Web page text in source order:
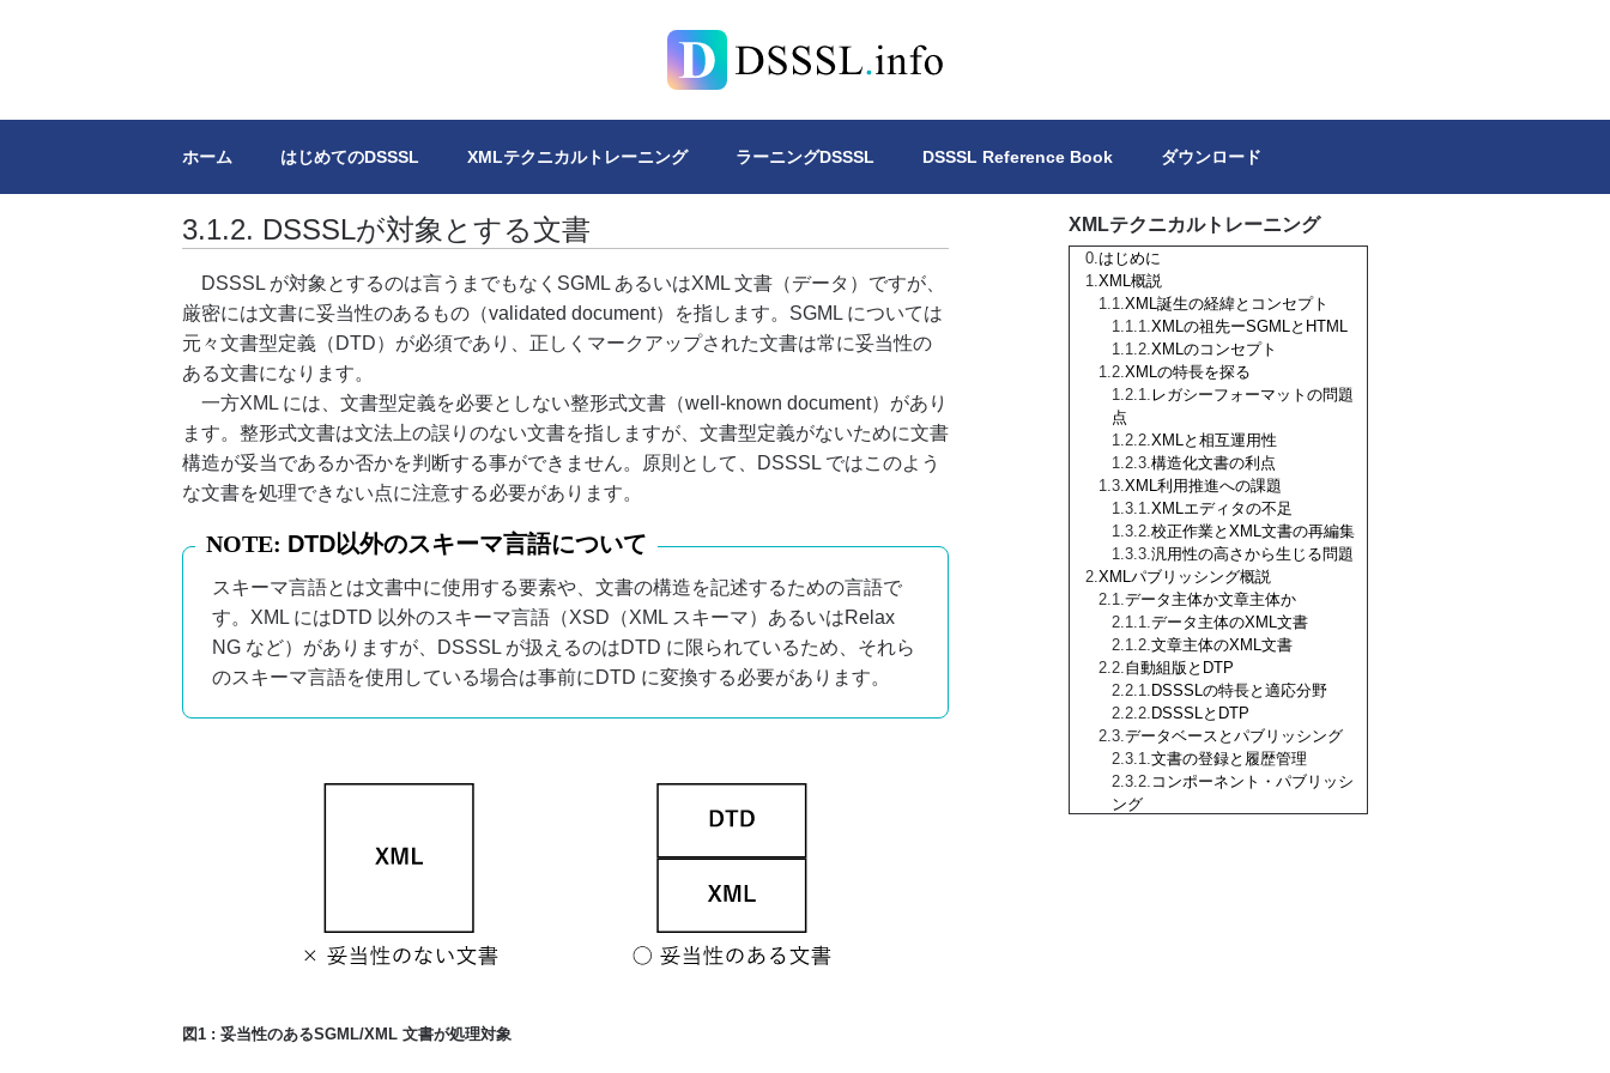
DSSSL.info
ホーム はじめてのDSSSL XMLテクニカルトレーニング ラーニングDSSSL DSSSL Reference Book ダウンロード
3.1.2. DSSSLが対象とする文書
DSSSL が対象とするのは言うまでもなくSGML あるいはXML 文書（データ）ですが、
厳密には文書に妥当性のあるもの（validated document）を指します。SGML については
元々文書型定義（DTD）が必須であり、正しくマークアップされた文書は常に妥当性の
ある文書になります。
一方XML には、文書型定義を必要としない整形式文書（well-known document）があり
ます。整形式文書は文法上の誤りのない文書を指しますが、文書型定義がないために文書
構造が妥当であるか否かを判断する事ができません。原則として、DSSSL ではこのよう
な文書を処理できない点に注意する必要があります。
DTD以外のスキーマ言語について
スキーマ言語とは文書中に使用する要素や、文書の構造を記述するための言語で
す。XML にはDTD 以外のスキーマ言語（XSD（XML スキーマ）あるいはRelax
NG など）がありますが、DSSSL が扱えるのはDTD に限られているため、それら
のスキーマ言語を使用している場合は事前にDTD に変換する必要があります。
図1 : 妥当性のあるSGML/XML 文書が処理対象
XMLテクニカルトレーニング
はじめに
XML概説
XML誕生の経緯とコンセプト
XMLの祖先ーSGMLとHTML
XMLのコンセプト
XMLの特長を探る
レガシーフォーマットの問題
点
XMLと相互運用性
構造化文書の利点
XML利用推進への課題
XMLエディタの不足
校正作業とXML文書の再編集
汎用性の高さから生じる問題
XMLパブリッシング概説
データ主体か文章主体か
データ主体のXML文書
文章主体のXML文書
自動組版とDTP
DSSSLの特長と適応分野
DSSSLとDTP
データベースとパブリッシング
文書の登録と履歴管理
コンポーネント・パブリッシ
ング